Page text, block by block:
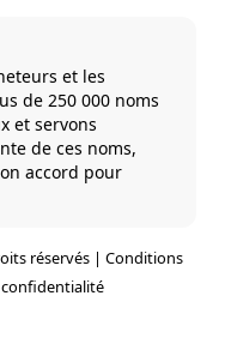
et les
de 250 000 noms
et servons
de ces noms,
accord pour
réservés | Conditions